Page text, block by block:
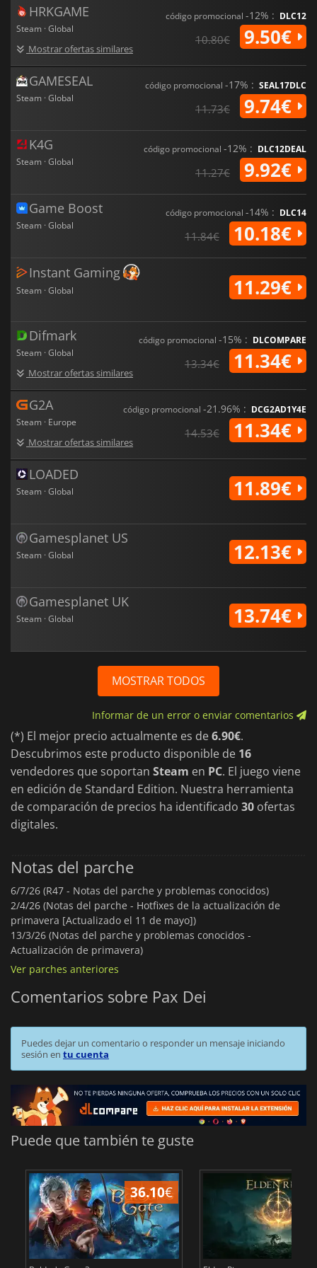
HRKGAME
Steam · Global
Mostrar ofertas similares
código promocional -12% : DLC12
10.80€ 9.50€
GAMESEAL
Steam · Global
código promocional -17% : SEAL17DLC
11.73€ 9.74€
K4G
Steam · Global
código promocional -12% : DLC12DEAL
11.27€ 9.92€
Game Boost
Steam · Global
código promocional -14% : DLC14
11.84€ 10.18€
Instant Gaming
Steam · Global 11.29€
Difmark
Steam · Global
Mostrar ofertas similares
código promocional -15% : DLCOMPARE
13.34€ 11.34€
G2A
Steam · Europe
Mostrar ofertas similares
código promocional -21.96% : DCG2AD1Y4E
14.53€ 11.34€
LOADED
Steam · Global 11.89€
Gamesplanet US
Steam · Global 12.13€
Gamesplanet UK
Steam · Global 13.74€
MOSTRAR TODOS
Informar de un error o enviar comentarios
(*) El mejor precio actualmente es de6.90€.
Descubrimos este producto disponible de 16
vendedores que soportan Steam en PC. El juego viene
en edición de Standard Edition. Nuestra herramienta
de comparación de precios ha identificado 30 ofertas
digitales.
Notas del parche
6/7/26 (R47 - Notas del parche y problemas conocidos)
2/4/26 (Notas del parche - Hotfixes de la actualización de
primavera [Actualizado el 11 de mayo])
13/3/26 (Notas del parche y problemas conocidos -
Actualización de primavera)
Ver parches anteriores
Comentarios sobre Pax Dei
Puedes dejar un comentario o responder un mensaje iniciando
sesión en tu cuenta
Puede que también te guste
36.10€